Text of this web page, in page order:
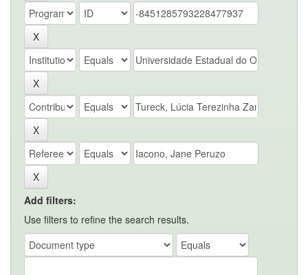
Add filters:
Use filters to refine the search results.